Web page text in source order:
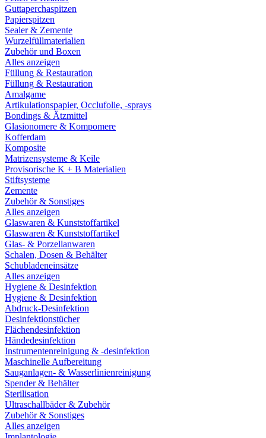
Guttaperchaspitzen
Papierspitzen
Sealer & Zemente
Wurzelfüllmaterialien
Zubehör und Boxen
Alles anzeigen
Füllung & Restauration
Füllung & Restauration
Amalgame
Artikulationspapier, Occlufolie, -sprays
Bondings & Ätzmittel
Glasionomere & Kompomere
Kofferdam
Komposite
Matrizensysteme & Keile
Provisorische K + B Materialien
Stiftsysteme
Zemente
Zubehör & Sonstiges
Alles anzeigen
Glaswaren & Kunststoffartikel
Glaswaren & Kunststoffartikel
Glas- & Porzellanwaren
Schalen, Dosen & Behälter
Schubladeneinsätze
Alles anzeigen
Hygiene & Desinfektion
Hygiene & Desinfektion
Abdruck-Desinfektion
Desinfektionstücher
Flächendesinfektion
Händedesinfektion
Instrumentenreinigung & -desinfektion
Maschinelle Aufbereitung
Sauganlagen- & Wasserlinienreinigung
Spender & Behälter
Sterilisation
Ultraschallbäder & Zubehör
Zubehör & Sonstiges
Alles anzeigen